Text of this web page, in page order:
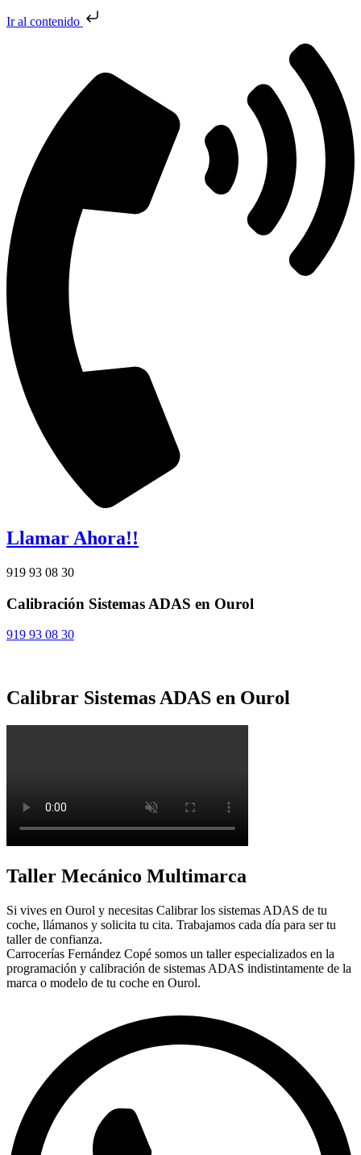
Ir al contenido
Llamar Ahora!!
919 93 08 30
Calibración Sistemas ADAS en Ourol
919 93 08 30
Calibrar Sistemas ADAS en Ourol
Taller Mecánico Multimarca
Si vives en Ourol y necesitas Calibrar los sistemas ADAS de tu
coche, llámanos y solicita tu cita. Trabajamos cada día para ser tu
taller de confianza.
Carrocerías Fernández Copé somos un taller especializados en la
programación y calibración de sistemas ADAS indistintamente de la
marca o modelo de tu coche en Ourol.